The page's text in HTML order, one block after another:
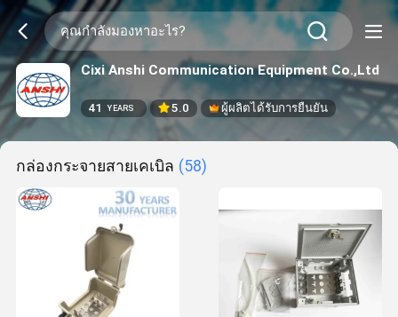
Cixi Anshi Communication Equipment Co.,Ltd
41 YEARS 5.0 ผู้ผลิตได้รับการยืนยัน
กล่องกระจายสายเคเบิล (58)